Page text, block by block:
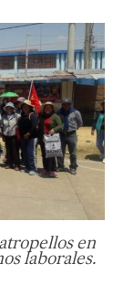
en
laborales.